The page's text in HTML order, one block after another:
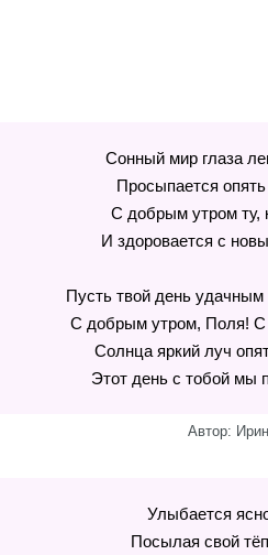
Сонный мир глаза
Просыпается
С добрым утром ту,
И здоровается с
Пусть твой день
С добрым утром, Поля!
Солнца яркий луч
Этот день с тобой мы
Автор:
Улыбается
Посылая свой